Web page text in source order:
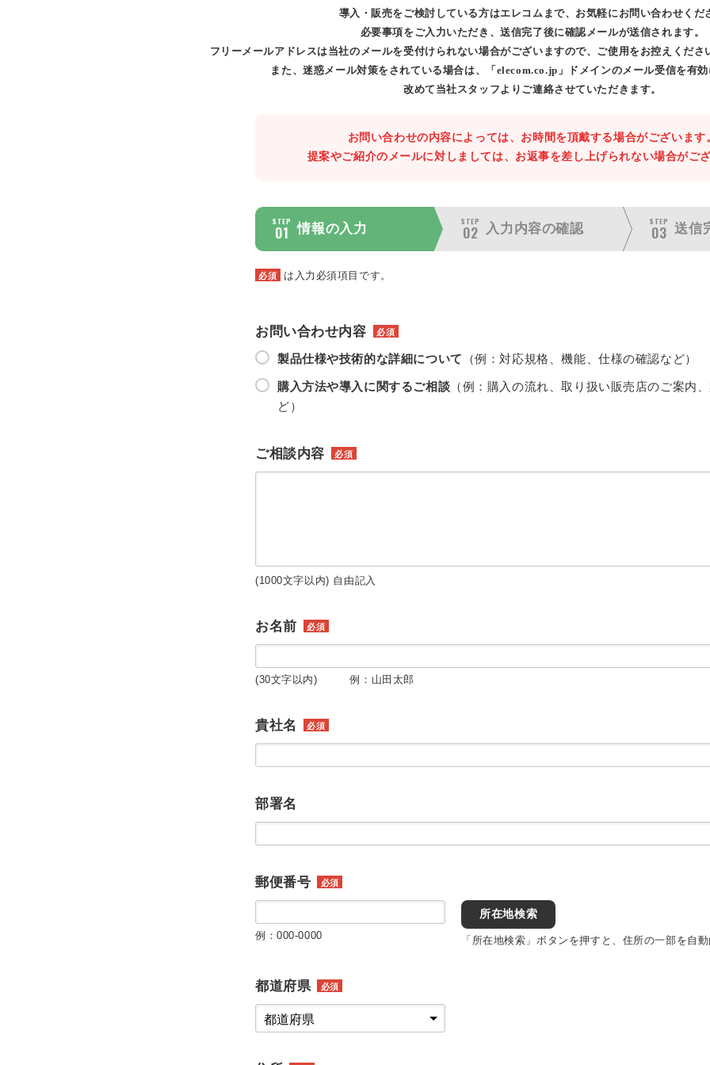
導入・販売をご検討している方はエレコムまで、お気軽にお問い合わせくだ
必要事項をご入力いただき、送信完了後に確認メールが送信されます。
フリーメールアドレスは当社のメールを受付けられない場合がございますので、ご使用をお控えくださ
また、迷惑メール対策をされている場合は、「elecom.co.jp」ドメインのメール受信を有効
改めて当社スタッフよりご連絡させていただきます。
お問い合わせの内容によっては、お時間を頂戴する場合がございます
提案やご紹介のメールに対しましては、お返事を差し上げられない場合がござ
STEP
01 情報の入力
STEP
02 入力内容の確認
STEP
03 送信
必須 は入力必須項目です。
お問い合わせ内容 必須
製品仕様や技術的な詳細について （例：対応規格、機能、仕様の確認など）
購入方法や導入に関するご相談 （例：購入の流れ、取り扱い販売店のご案内
ど）
ご相談内容 必須
(1000文字以内) 自由記入
お名前 必須
(30文字以内) 例：山田太郎
貴社名 必須
部署名
郵便番号 必須
例：000-0000
所在地検索
「所在地検索」ボタンを押すと、住所の一部を自動
都道府県 必須